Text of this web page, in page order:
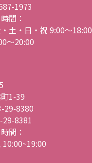
1973
間：
土・日・祝 9:00〜18:00
〜20:00
1-39
29-8380
29-8381
間：